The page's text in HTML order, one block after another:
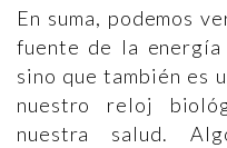
En suma, podemos
fuente de la
sino que también es
nuestro reloj
nuestra salud.